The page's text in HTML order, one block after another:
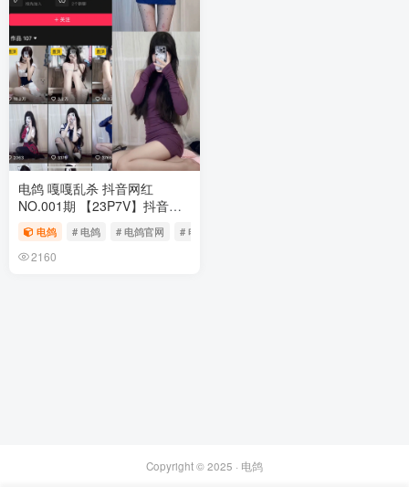
电鸽 嘎嘎乱杀 抖音网红
NO.001期 【23P7V】抖音完
整版合集
电鸽 # 电鸽 # 电鸽官网 # 电鸽app
2160
Copyright © 2025 · 电鸽